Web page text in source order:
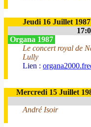
Jeudi 16 Juillet 1987
Organa 1987
Le concert royal de
Lully
Lien :
Mercredi 15 Juillet
André Isoir